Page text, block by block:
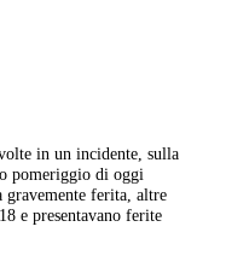
in un incidente, sulla
pomeriggio di oggi
gravemente ferita, altre
e presentavano ferite